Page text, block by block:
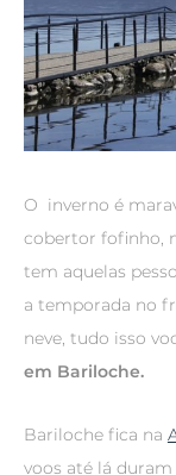
O inverno é
cobertor fofinho,
tem aquelas
a temporada no
neve, tudo isso
em Bariloche.
Bariloche fica na
voos até lá duram